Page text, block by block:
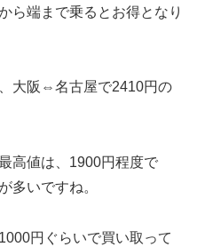
ら端まで乗るとお得となり
大阪⇔名古屋で2410円の
高値は、1900円程度で
多いですね。
円ぐらいで買い取って